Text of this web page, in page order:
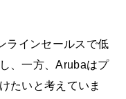
ラインセールスで低
、一方、Arubaはプ
たいと考えていま